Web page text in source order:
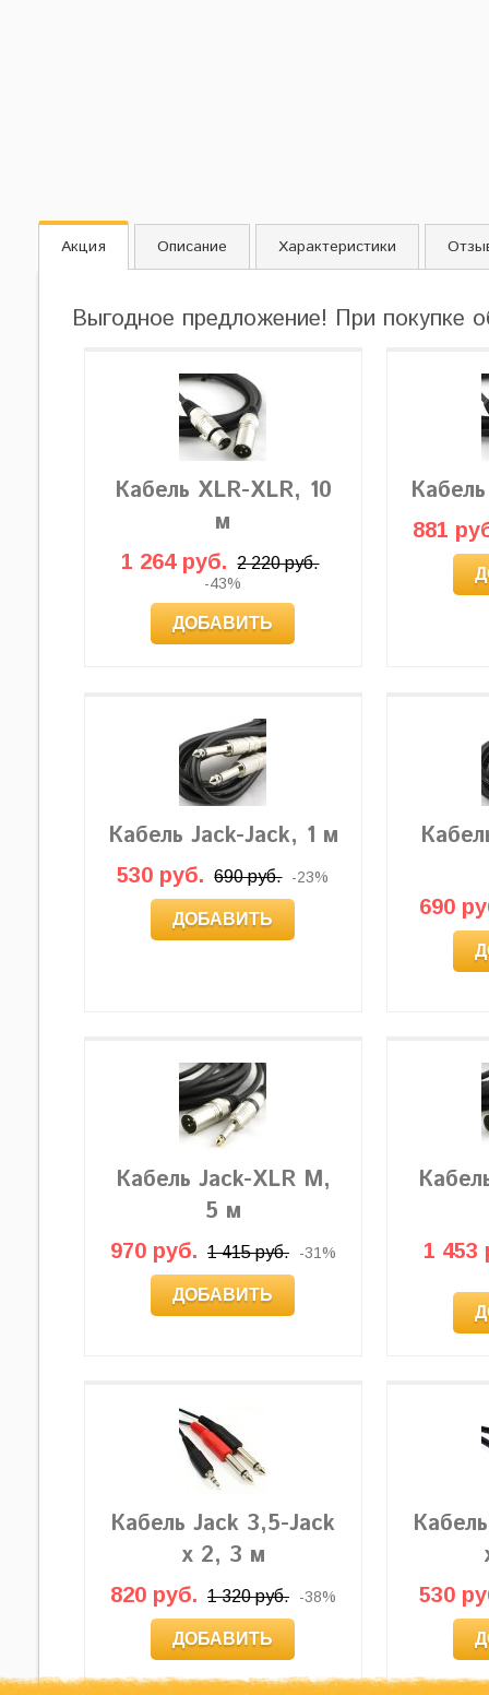
Акция Описание Характеристики
Выгодное предложение! При покупке
Кабель XLR-XLR, 10
м
1 264 руб. 2 220 руб.
-43%
ДОБАВИТЬ
881
Кабель Jack-Jack, 1 м
530 руб. 690 руб. -23%
ДОБАВИТЬ
690
Кабель Jack-XLR M,
5 м
970 руб. 1 415 руб. -31%
ДОБАВИТЬ
1 453
Кабель Jack 3,5-Jack
x 2, 3 м
820 руб. 1 320 руб. -38%
ДОБАВИТЬ
530